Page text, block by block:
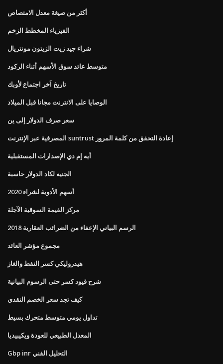
أكثر من صيغة معدل الامتصاص
الفيزياء المخطط الزخم
شراء جيد زيت الزيتون مونتريال
متوسط ​​عائد سوق الأسهم أثناء الركود
تاريخ آخر اجتماع لأوبك
الوصايا على الانترنت مجانا قبل الميلاد
سعر صرف الدولار إلى ين
المصرفية عبر الإنترنت suntrust إعادة التحقق من كلمة المرور
أيه إم دي الإصدارات المستقبلية
الجنيه لكاد الدولار حاسبة
أسهم الأدوية لشراء 2020
مركز القيمة السوقية الآجلة
2018 الرسم البياني الإعفاء من الضرائب العقارية
مجموع مؤشر العائد
هيدروليكي كسر النفط والغاز
شرح قيود كسر حتى الرسوم البيانية
كيف تجد سعر الخصم النقدي
تداول يومي متوسط ​​متحرك بسيط
المعدل الطبيعي للعودة ويكيبيديا
Gbp inr التحليل الفني